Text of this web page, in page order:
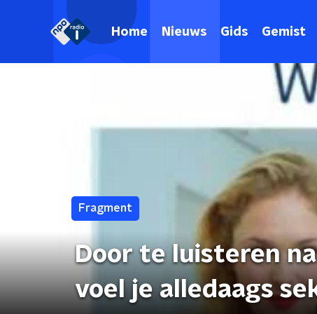
Home Nieuws Gids Gemist
Fragment
Door te luisteren
voel je alledaags